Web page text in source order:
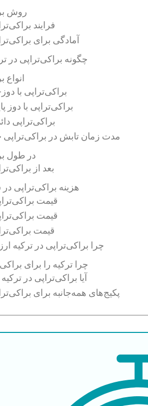
روش
فرایند
آمادگی برای
چگونه براکی‌تراپی در
انواع
براکی‌تراپی با
براکی‌تراپی با دوز
براکی‌تراپی
مدت زمان تابش در
در طول
بعد از
هزینه براکی‌تراپی در سال ۲۰۲۵
قیمت
قیمت
قیمت
چرا براکی‌تراپی در ترکیه
چرا ترکیه را برای
آیا براکی‌تراپی در
پکیج‌های همه‌جانبه برای